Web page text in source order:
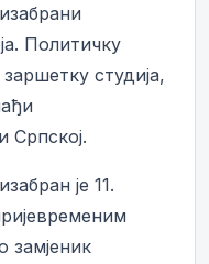
Политичку
студија,
Српској.
је 11.
замјеник